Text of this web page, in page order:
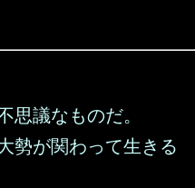
思議なものだ。
勢が関わって生きる